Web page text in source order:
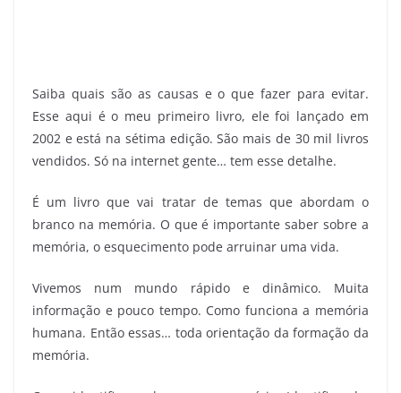
Saiba quais são as causas e o que fazer para evitar.
Esse aqui é o meu primeiro livro, ele foi lançado em
2002 e está na sétima edição. São mais de 30 mil livros
vendidos. Só na internet gente… tem esse detalhe.
É um livro que vai tratar de temas que abordam o
branco na memória. O que é importante saber sobre a
memória, o esquecimento pode arruinar uma vida.
Vivemos num mundo rápido e dinâmico. Muita
informação e pouco tempo. Como funciona a memória
humana. Então essas… toda orientação da formação da
memória.